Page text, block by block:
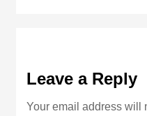
Leave a Reply
Your email address will